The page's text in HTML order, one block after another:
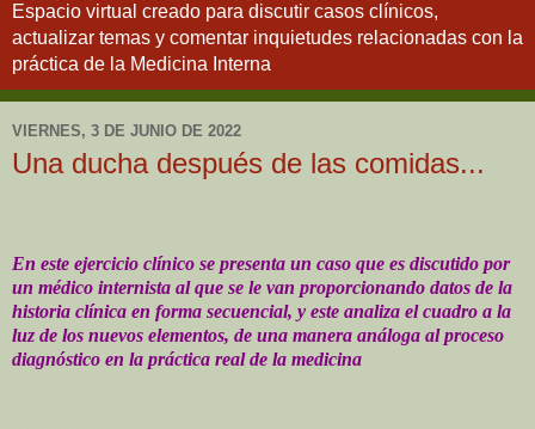
Espacio virtual creado para discutir casos clínicos,
actualizar temas y comentar inquietudes relacionadas con la
práctica de la Medicina Interna
VIERNES, 3 DE JUNIO DE 2022
Una ducha después de las comidas...
En este ejercicio clínico se presenta un caso que es discutido por
un médico internista al que se le van proporcionando datos de la
historia clínica en forma secuencial, y este analiza el cuadro a la
luz de los nuevos elementos, de una manera análoga al proceso
diagnóstico en la práctica real de la medicina